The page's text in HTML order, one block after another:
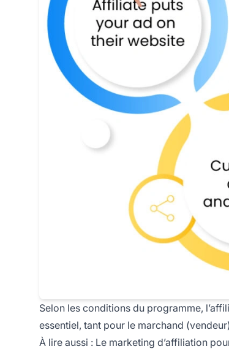
Selon les conditions du programme,
essentiel, tant pour le marchand
À lire aussi : Le marketing d’affiliation